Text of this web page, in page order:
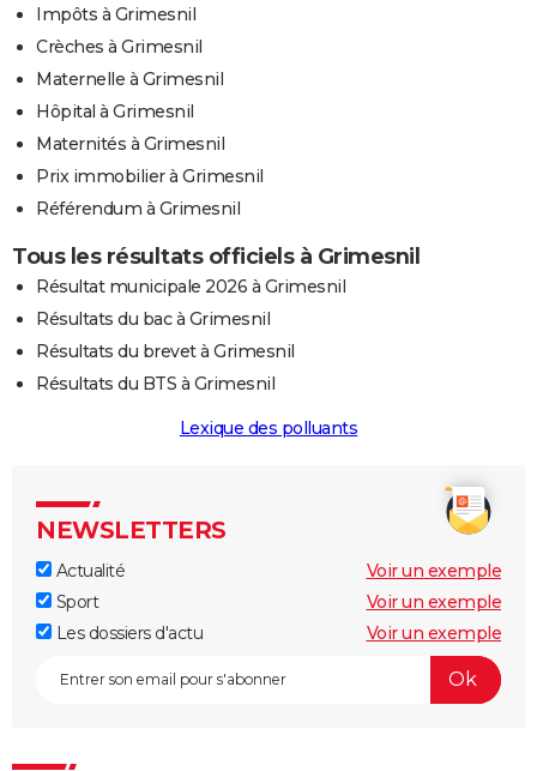
Impôts à Grimesnil
Crèches à Grimesnil
Maternelle à Grimesnil
Hôpital à Grimesnil
Maternités à Grimesnil
Prix immobilier à Grimesnil
Référendum à Grimesnil
Tous les résultats officiels à Grimesnil
Résultat municipale 2026 à Grimesnil
Résultats du bac à Grimesnil
Résultats du brevet à Grimesnil
Résultats du BTS à Grimesnil
Lexique des polluants
NEWSLETTERS
Actualité
Voir un exemple
Sport
Voir un exemple
Les dossiers d'actu
Voir un exemple